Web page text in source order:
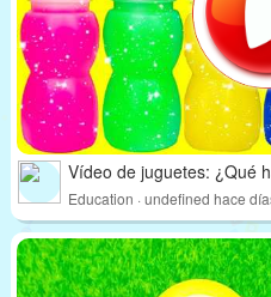
Vídeo de juguetes: ¿Qué
Education · undefined hace